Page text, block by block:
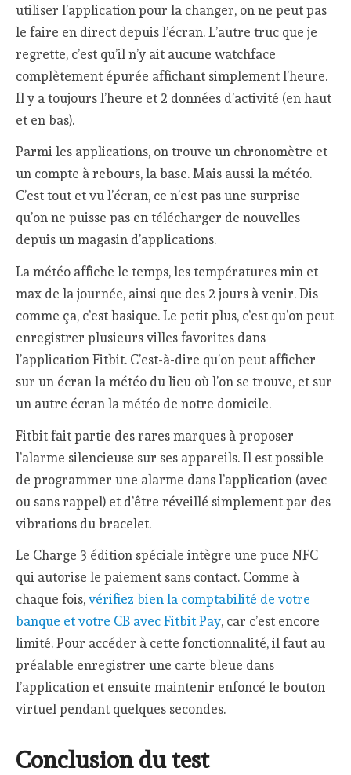
utiliser l’application pour la changer, on ne peut pas
le faire en direct depuis l’écran. L’autre truc que je
regrette, c’est qu’il n’y ait aucune watchface
complètement épurée affichant simplement l’heure.
Il y a toujours l’heure et 2 données d’activité (en haut
et en bas).
Parmi les applications, on trouve un chronomètre et
un compte à rebours, la base. Mais aussi la météo.
C’est tout et vu l’écran, ce n’est pas une surprise
qu’on ne puisse pas en télécharger de nouvelles
depuis un magasin d’applications.
La météo affiche le temps, les températures min et
max de la journée, ainsi que des 2 jours à venir. Dis
comme ça, c’est basique. Le petit plus, c’est qu’on peut
enregistrer plusieurs villes favorites dans
l’application Fitbit. C’est-à-dire qu’on peut afficher
sur un écran la météo du lieu où l’on se trouve, et sur
un autre écran la météo de notre domicile.
Fitbit fait partie des rares marques à proposer
l’alarme silencieuse sur ses appareils. Il est possible
de programmer une alarme dans l’application (avec
ou sans rappel) et d’être réveillé simplement par des
vibrations du bracelet.
Le Charge 3 édition spéciale intègre une puce NFC
qui autorise le paiement sans contact. Comme à
chaque fois,vérifiez bien la comptabilité de votre
banque et votre CB avec Fitbit Pay, car c’est encore
limité. Pour accéder à cette fonctionnalité, il faut au
préalable enregistrer une carte bleue dans
l’application et ensuite maintenir enfoncé le bouton
virtuel pendant quelques secondes.
Conclusion du test